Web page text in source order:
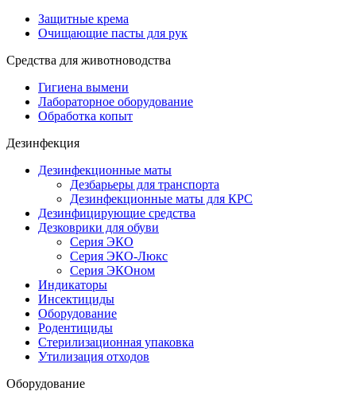
Защитные крема
Очищающие пасты для рук
Средства для животноводства
Гигиена вымени
Лабораторное оборудование
Обработка копыт
Дезинфекция
Дезинфекционные маты
Дезбарьеры для транспорта
Дезинфекционные маты для КРС
Дезинфицирующие средства
Дезковрики для обуви
Серия ЭКО
Серия ЭКО-Люкс
Серия ЭКОном
Индикаторы
Инсектициды
Оборудование
Родентициды
Стерилизационная упаковка
Утилизация отходов
Оборудование